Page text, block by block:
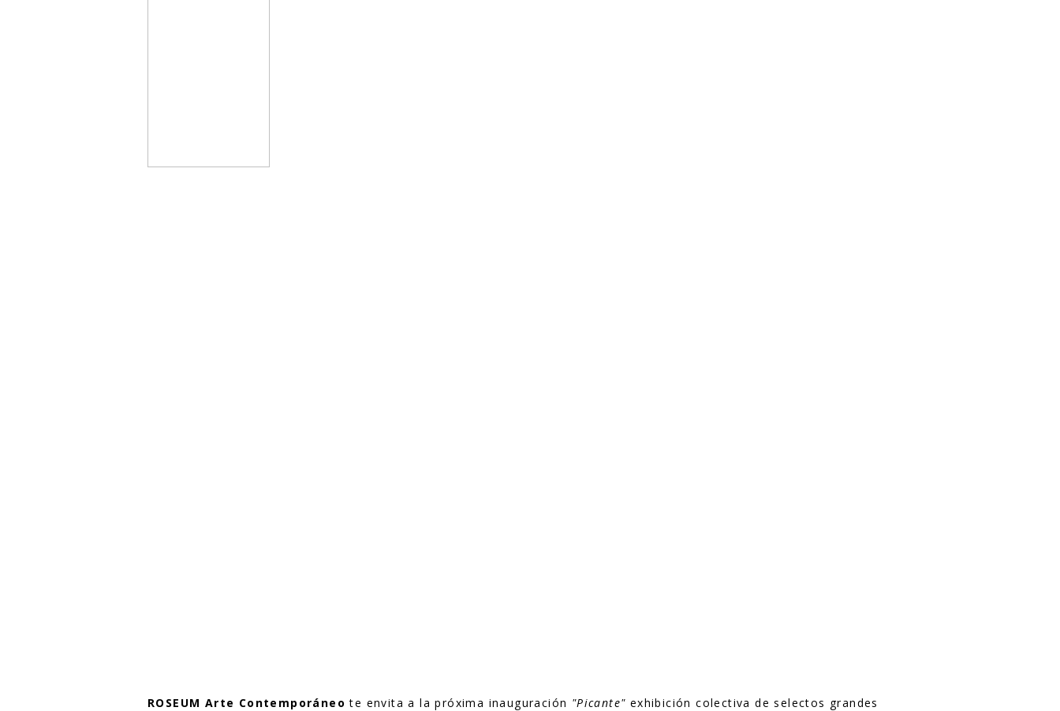
ROSEUM Arte Contemporáneo te envita a la próxima inauguración "Picante" exhibición colectiva de selectos grandes